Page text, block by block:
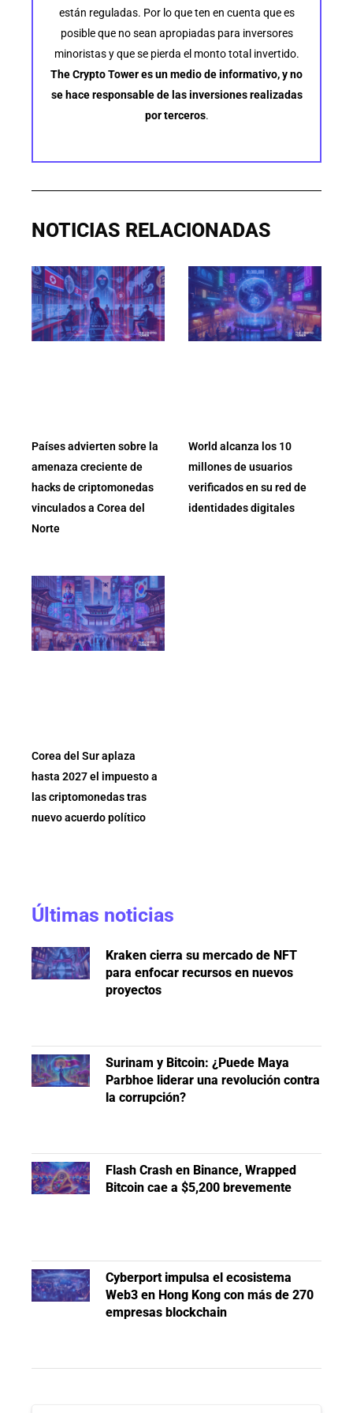
están reguladas. Por lo que ten en cuenta que es
posible que no sean apropiadas para inversores
minoristas y que se pierda el monto total invertido.
The Crypto Tower es un medio de informativo, y no
se hace responsable de las inversiones realizadas
por terceros.
NOTICIAS RELACIONADAS
Países advierten sobre la
amenaza creciente de
hacks de criptomonedas
vinculados a Corea del
Norte
World alcanza los 10
millones de usuarios
verificados en su red de
identidades digitales
Corea del Sur aplaza
hasta 2027 el impuesto a
las criptomonedas tras
nuevo acuerdo político
Últimas noticias
Kraken cierra su mercado de NFT
para enfocar recursos en nuevos
proyectos
Surinam y Bitcoin: ¿Puede Maya
Parbhoe liderar una revolución contra
la corrupción?
Flash Crash en Binance, Wrapped
Bitcoin cae a $5,200 brevemente
Cyberport impulsa el ecosistema
Web3 en Hong Kong con más de 270
empresas blockchain